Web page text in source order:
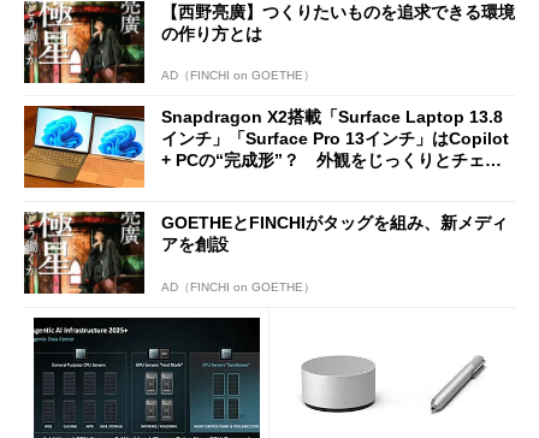
【西野亮廣】つくりたいものを追求できる環境
の作り方とは
AD（FINCHI on GOETHE）
Snapdragon X2搭載「Surface Laptop 13.8
インチ」「Surface Pro 13インチ」はCopilot
+ PCの“完成形”？ 外観をじっくりとチェッ
GOETHEとFINCHIがタッグを組み、新メディ
アを創設
AD（FINCHI on GOETHE）